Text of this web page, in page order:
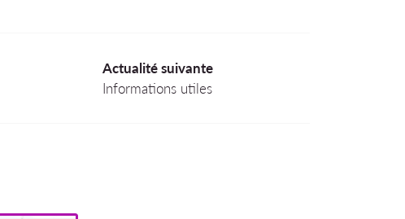
Actualité suivante
Informations utiles